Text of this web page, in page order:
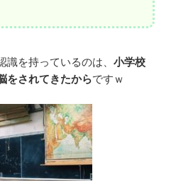
を持っているのは、 小学校
をされてきたからですｗ